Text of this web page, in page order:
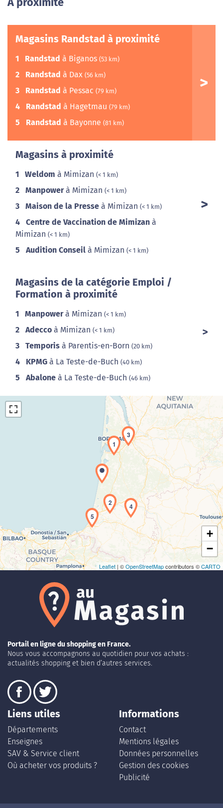
Magasins Randstad à proximité
1 Randstad à Biganos (53 km)
2 Randstad à Dax (56 km)
3 Randstad à Pessac (79 km)
4 Randstad à Hagetmau (79 km)
5 Randstad à Bayonne (81 km)
Magasins à proximité
1 Weldom à Mimizan (< 1 km)
2 Manpowerà Mimizan (< 1 km)
3 Maison de la Presse à Mimizan (< 1 km)
4 Centre de Vaccination de Mimizan à
Mimizan (< 1 km)
5 Audition Conseil à Mimizan (< 1 km)
Magasins de la catégorie Emploi /
Formation à proximité
1 Manpowerà Mimizan (< 1 km)
2 Adecco à Mimizan (< 1 km)
3 Temporis à Parentis-en-Born (20 km)
4 KPMG à La Teste-de-Buch (40 km)
5 Abalone à La Teste-de-Buch (46 km)
Chargement de la carte en cours...
1
2
3
4
5
+
−
Leaflet | ©OpenStreetMapcontributors ©CARTO
Portail en ligne du shopping en France.
Nous vous accompagnons au quotidien pour vos achats :
actualités shopping et bien d’autres services.
Liens utiles
Départements
Enseignes
SAV & Service client
Où acheter vos produits ?
Informations
Contact
Mentions légales
Données personnelles
Gestion des cookies
Publicité